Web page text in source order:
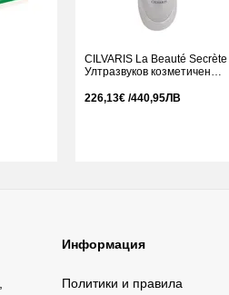
CILVARIS La Beauté Secrète
Ултразвуков козметичен
226,13€ /440,95ЛВ
Информация
Политики и правила